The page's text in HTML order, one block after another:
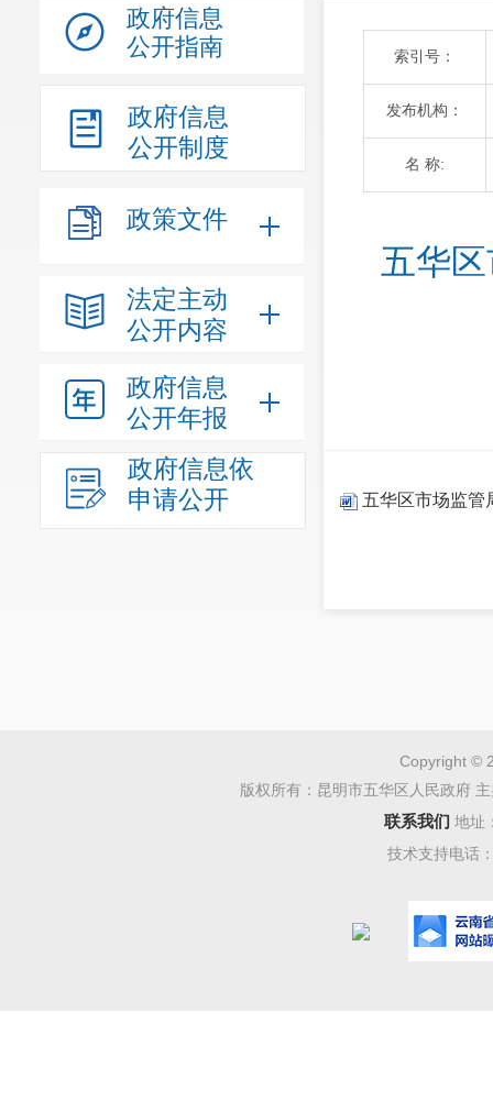
政府信息
公开指南
政府信息
公开制度
政策文件
法定主动
公开内容
政府信息
公开年报
政府信息依
申请公开
索引号：
发布机构：
名 称:
五华
五华区市场监管
Copyright ©
版权所有：昆明市五华区人民政府
联系我们 地址
技术支持电话